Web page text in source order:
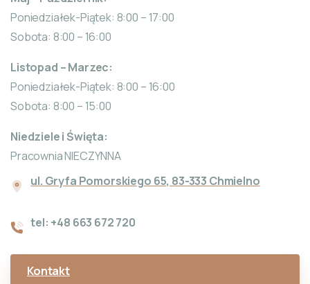
Poniedziałek-Piątek: 8:00 – 17:00
Sobota: 8:00 – 16:00
Listopad – Marzec:
Poniedziałek-Piątek: 8:00 – 16:00
Sobota: 8:00 – 15:00
Niedziele i Święta:
Pracownia NIECZYNNA
ul. Gryfa Pomorskiego 65, 83-333 Chmielno
tel: +48 663 672 720
Kontakt